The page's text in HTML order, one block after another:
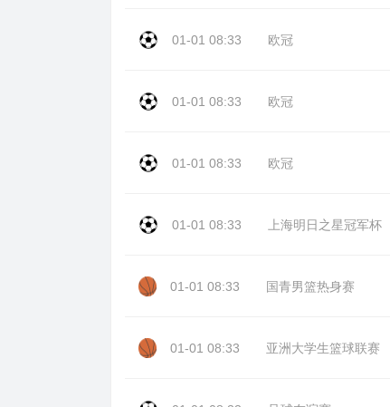
01-01 08:33 欧冠
01-01 08:33 欧冠
01-01 08:33 欧冠
01-01 08:33 上海明日之星冠军杯
01-01 08:33 国青男篮热身赛
01-01 08:33 亚洲大学生篮球联赛